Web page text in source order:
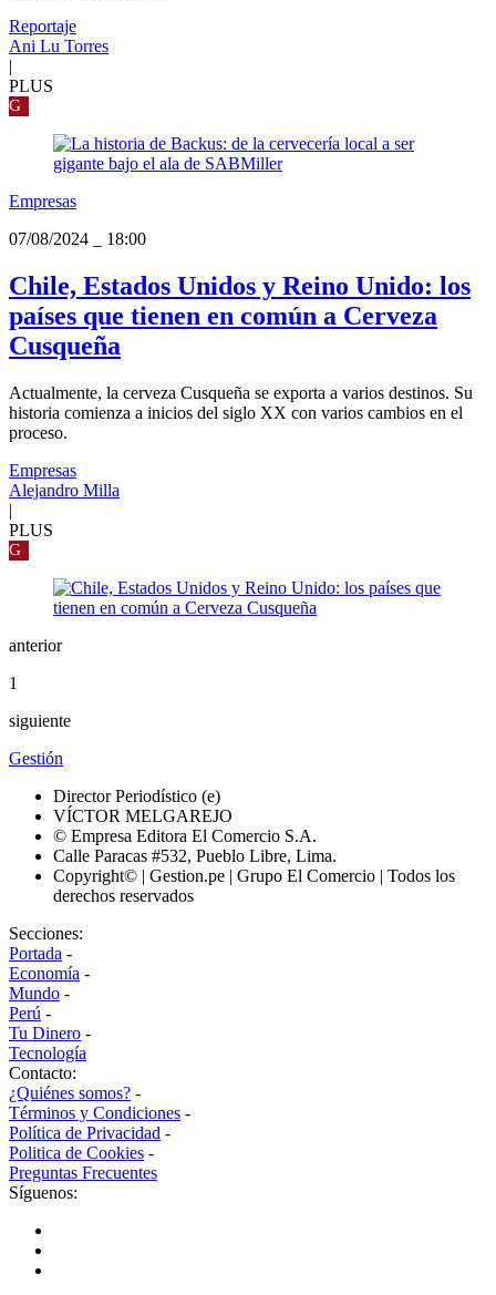
Reportaje
Ani Lu Torres
|
PLUS
G
Empresas
07/08/2024
18:00
Chile, Estados Unidos y Reino Unido: los
países que tienen en común a Cerveza
Cusqueña
Actualmente, la cerveza Cusqueña se exporta a varios destinos. Su
historia comienza a inicios del siglo XX con varios cambios en el
proceso.
Empresas
Alejandro Milla
|
PLUS
G
anterior
1
siguiente
Gestión
Director Periodístico (e)
VÍCTOR MELGAREJO
© Empresa Editora El Comercio S.A.
Calle Paracas #532, Pueblo Libre, Lima.
Copyright© | Gestion.pe | Grupo El Comercio | Todos los
derechos reservados
Secciones:
Portada -
Economía -
Mundo -
Perú -
Tu Dinero -
Tecnología
Contacto:
¿Quiénes somos? -
Términos y Condiciones -
Política de Privacidad -
Politica de Cookies -
Preguntas Frecuentes
Síguenos: